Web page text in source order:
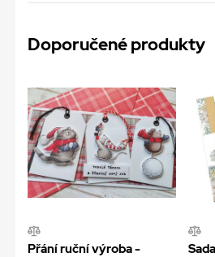
Doporučené produkty
Přání ruční výroba -